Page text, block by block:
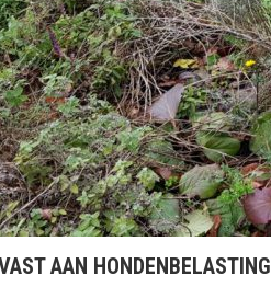
AAN HONDENBELASTING